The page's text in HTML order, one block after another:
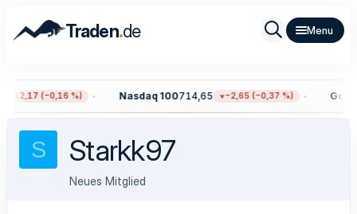
Traden.de
−12,17 (−0,16 %) Nasdaq 100714,65 −2,65 (−0,37 %) Gold
S Starkk97
Neues Mitglied